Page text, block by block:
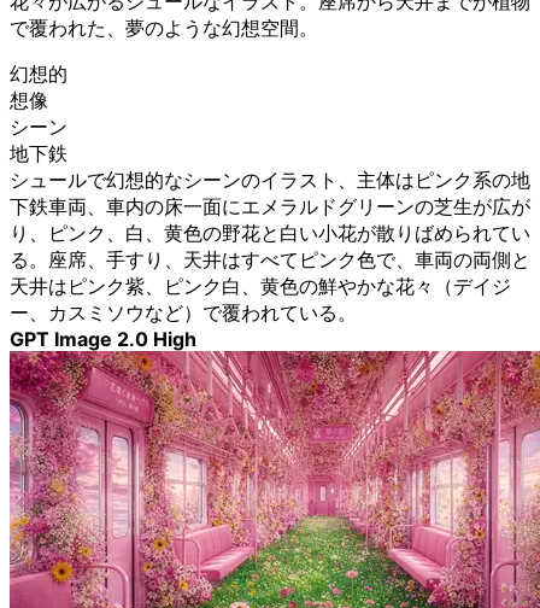
で覆われた、夢のような幻想空間。
幻想的
想像
シーン
地下鉄
シュールで幻想的なシーンのイラスト、主体はピンク系の地
下鉄車両、車内の床一面にエメラルドグリーンの芝生が広が
り、ピンク、白、黄色の野花と白い小花が散りばめられてい
る。座席、手すり、天井はすべてピンク色で、車両の両側と
天井はピンク紫、ピンク白、黄色の鮮やかな花々（デイジ
ー、カスミソウなど）で覆われている。
GPT Image 2.0 High